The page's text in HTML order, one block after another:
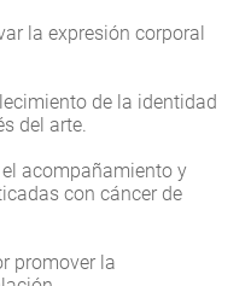
la expresión corporal
de la identidad
del arte.
el acompañamiento y
con cáncer de
promover la